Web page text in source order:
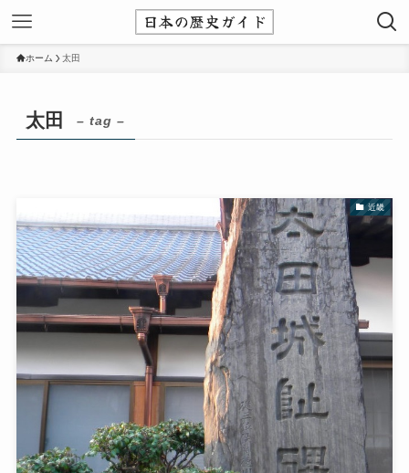
ホーム 太田
太田 – tag –
近畿